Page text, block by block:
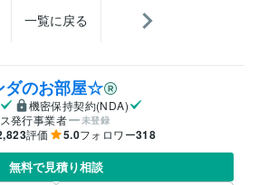
一覧に戻る
のお部屋☆
機密保持契約(NDA)
発行事業者
未登録
評価 5.0フォロワー318
無料で見積り相談